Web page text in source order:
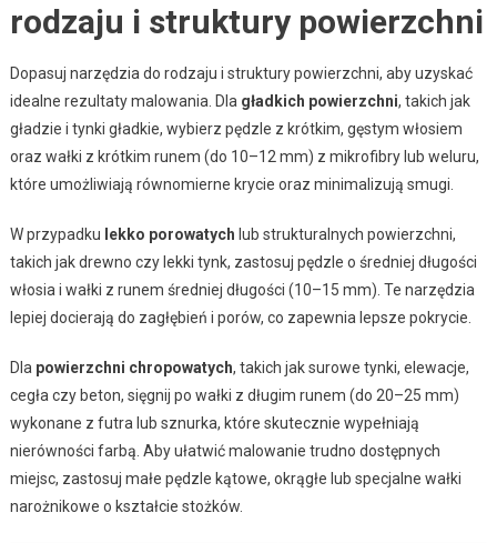
rodzaju i struktury powierzchni
Dopasuj narzędzia do rodzaju i struktury powierzchni, aby uzyskać
idealne rezultaty malowania. Dla gładkich powierzchni, takich jak
gładzie i tynki gładkie, wybierz pędzle z krótkim, gęstym włosiem
oraz wałki z krótkim runem (do 10–12 mm) z mikrofibry lub weluru,
które umożliwiają równomierne krycie oraz minimalizują smugi.
W przypadku lekko porowatych lub strukturalnych powierzchni,
takich jak drewno czy lekki tynk, zastosuj pędzle o średniej długości
włosia i wałki z runem średniej długości (10–15 mm). Te narzędzia
lepiej docierają do zagłębień i porów, co zapewnia lepsze pokrycie.
Dla powierzchni chropowatych, takich jak surowe tynki, elewacje,
cegła czy beton, sięgnij po wałki z długim runem (do 20–25 mm)
wykonane z futra lub sznurka, które skutecznie wypełniają
nierówności farbą. Aby ułatwić malowanie trudno dostępnych
miejsc, zastosuj małe pędzle kątowe, okrągłe lub specjalne wałki
narożnikowe o kształcie stożków.